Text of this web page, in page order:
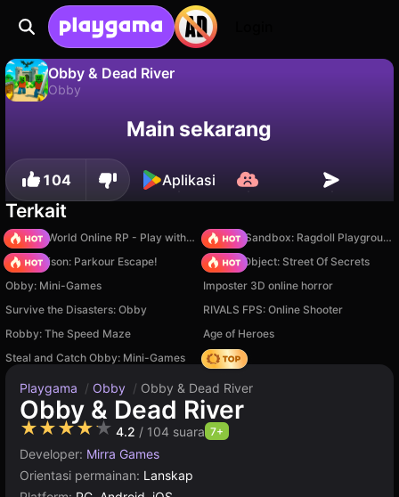
Obby & Dead River
Obby
Simpan progresnya!
Main sekarang
104 Aplikasi
Terkait
Sprunki World Online RP - Play with Friends!
Sprunki Sandbox: Ragdoll Playground Mode
Barry Prison: Parkour Escape!
Hidden Object: Street Of Secrets
Obby: Mini-Games
Imposter 3D online horror
Survive the Disasters: Obby
RIVALS FPS: Online Shooter
Robby: The Speed Maze
Age of Heroes
Steal and Catch Obby: Mini-Games
Hedgies
Playgama / Obby / Obby & Dead River
Obby & Dead River
★★★★★ 4.2 / 104 suara 7+
Developer: Mirra Games
Orientasi permainan: Lanskap